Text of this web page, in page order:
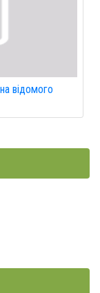
відомого